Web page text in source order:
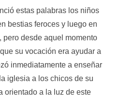
estas palabras los niños
bestias feroces y luego en
pero desde aquel momento
su vocación era ayudar a
inmediatamente a enseñar
iglesia a los chicos de su
orientado a la luz de este